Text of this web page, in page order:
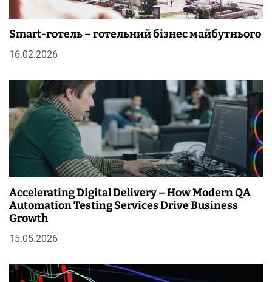
Smart-готель – готельний бізнес майбутнього
16.02.2026
Accelerating Digital Delivery – How Modern QA
Automation Testing Services Drive Business
Growth
15.05.2026